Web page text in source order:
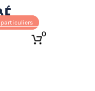
particuliers
0